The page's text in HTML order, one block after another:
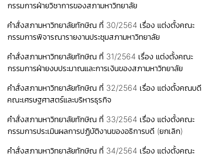
กรรมการฝ่ายวิชาการของสภามหาวิทยาลัย
คำสั่งสภามหาวิทยาลัยทักษิณ ที่ 30/2564 เรื่อง แต่งตั้งคณะ
กรรมการพิจารณารายงานประชุมสภามหาวิทยาลัย
คำสั่งสภามหาวิทยาลัยทักษิณ ที่ 31/2564 เรื่อง แต่งตั้งคณะ
กรรมการฝ่ายงบประมาณและการเงินของสภามหาวิทยาลัย
คำสั่งสภามหาวิทยาลัยทักษิณ ที่ 32/2564 เรื่อง แต่งตั้งคณบดี
คณะเศรษฐศาสตร์และบริหารธุรกิจ
คำสั่งสภามหาวิทยาลัยทักษิณ ที่ 33/2564 เรื่อง แต่งตั้งคณะ
กรรมการประเมินผลการปฏิบัติงานของอธิการบดี (ยกเลิก)
คำสั่งสภามหาวิทยาลัยทักษิณ ที่ 34/2564 เรื่อง แต่งตั้งคณะ